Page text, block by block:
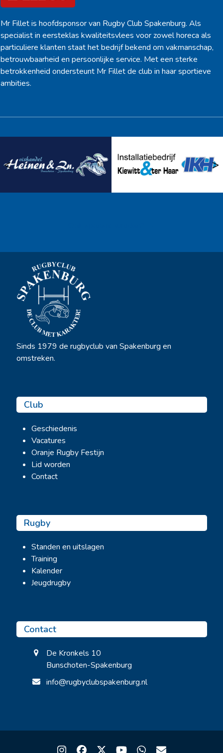
Mr Fillet is hoofdsponsor van Rugby Club Spakenburg. Als
specialist in eersteklas kwaliteitsvlees voor zowel horeca als
particuliere klanten staat het bedrijf bekend om vakmanschap,
betrouwbaarheid en persoonlijke service. Met een sterke
betrokkenheid ondersteunt Mr Fillet de club in haar sportieve
ambities.
< >
Sinds 1979 de rugbyclub van Spakenburg en
omstreken.
Club
Geschiedenis
Vacatures
Oranje Rugby Festijn
Lid worden
Contact
Rugby
Standen en uitslagen
Training
Kalender
Jeugdrugby
Contact
De Kronkels 10
Bunschoten-Spakenburg
info@rugbyclubspakenburg.nl